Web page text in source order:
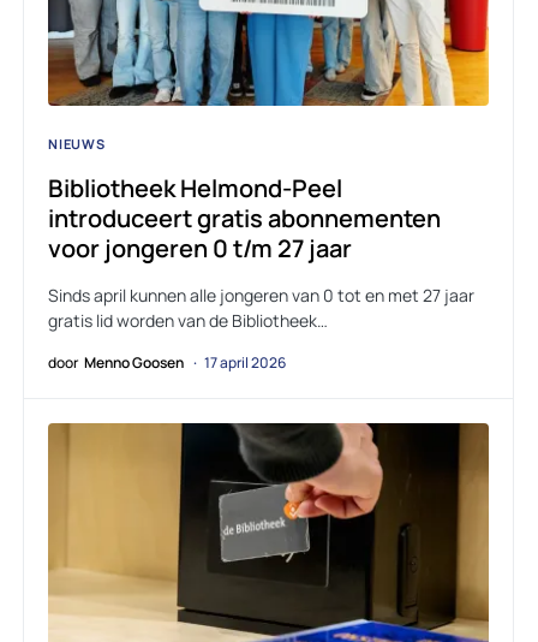
NIEUWS
Bibliotheek Helmond-Peel
introduceert gratis abonnementen
voor jongeren 0 t/m 27 jaar
Sinds april kunnen alle jongeren van 0 tot en met 27 jaar
gratis lid worden van de Bibliotheek…
door Menno Goosen 17 april 2026